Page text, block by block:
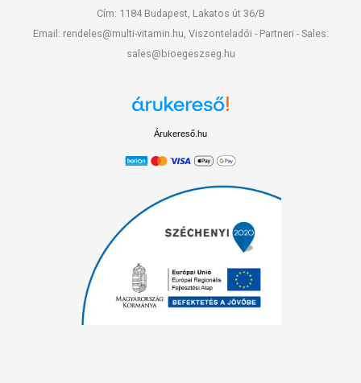
Cím: 1184 Budapest, Lakatos út 36/B
Email: rendeles@multi-vitamin.hu, Viszonteladói - Partneri - Sales:
sales@bioegeszseg.hu
Árukereső.hu